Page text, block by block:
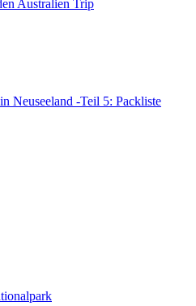
Australien Trip
Neuseeland -Teil 5: Packliste